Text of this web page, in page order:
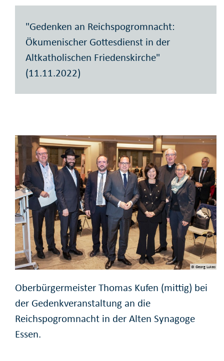
"Gedenken an Reichspogromnacht:
Ökumenischer Gottesdienst in der
Altkatholischen Friedenskirche"
(11.11.2022)
© Georg Lukas
Oberbürgermeister Thomas Kufen (mittig) bei
der Gedenkveranstaltung an die
Reichspogromnacht in der Alten Synagoge
Essen.